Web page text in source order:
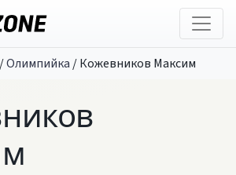
/Олимпийка /Кожевников Максим